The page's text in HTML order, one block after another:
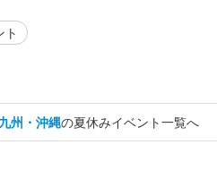
ト
九州・沖縄の夏休みイベント一覧へ